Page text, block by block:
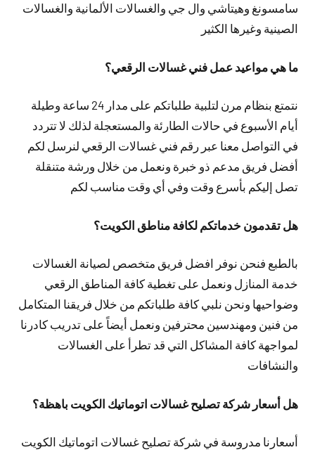
سامسونغ وهيتاشي وال جي والغسالات الألمانية والغسالات
الصينية وغيرها الكثير
ما هي مواعيد عمل فني غسالات الرقعي؟
نتمتع بنظام مرن لتلبية طلباتكم على مدار 24 ساعة وطيلة
أيام الأسبوع في حالات الطارئة والمستعجلة لذلك لا تتردد
في التواصل معنا عبر رقم فني غسالات الرقعي لنرسل لكم
أفضل فريق مدعم ذو خبرة ونعمل من خلال ورشة متنقلة
تصل إليكم بأسرع وقت وفي أي وقت مناسب لكم
هل تقدمون خدماتكم لكافة مناطق الكويت؟
بالطبع فنحن نوفر افضل فريق متخصص لصيانة الغسالات
خدمة المنازل ونعمل على تغطية كافة المناطق الرقعي
وضواحيها ونحن نلبي كافة طلباتكم من خلال فريقنا المتكامل
من فنين ومهندسين محترفين ونعمل أيضاً على تدريب كادرنا
لمواجهة كافة المشاكل التي قد تطرأ على الغسالات
والنشافات
هل أسعار شركة تصليح غسالات اتوماتيك الكويت باهظة؟
أسعارنا مدروسة في شركة تصليح غسالات اتوماتيك الكويت